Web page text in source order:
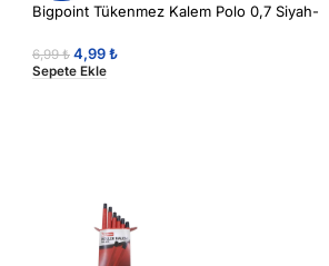
Bigpoint Tükenmez Kalem Polo 0,7 Siyah-
6,99₺ 4,99₺
Sepete Ekle